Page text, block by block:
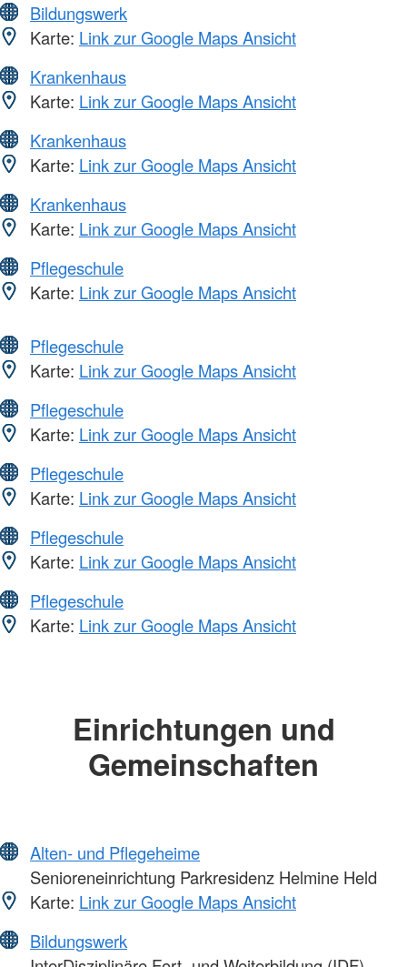
Bildungswerk
Karte: Link zur Google Maps Ansicht
Krankenhaus
Karte: Link zur Google Maps Ansicht
Krankenhaus
Karte: Link zur Google Maps Ansicht
Krankenhaus
Karte: Link zur Google Maps Ansicht
Pflegeschule
Karte: Link zur Google Maps Ansicht
Pflegeschule
Karte: Link zur Google Maps Ansicht
Pflegeschule
Karte: Link zur Google Maps Ansicht
Pflegeschule
Karte: Link zur Google Maps Ansicht
Pflegeschule
Karte: Link zur Google Maps Ansicht
Pflegeschule
Karte: Link zur Google Maps Ansicht
Einrichtungen und
Gemeinschaften
Alten- und Pflegeheime
Senioreneinrichtung Parkresidenz Helmine Held
Karte: Link zur Google Maps Ansicht
Bildungswerk